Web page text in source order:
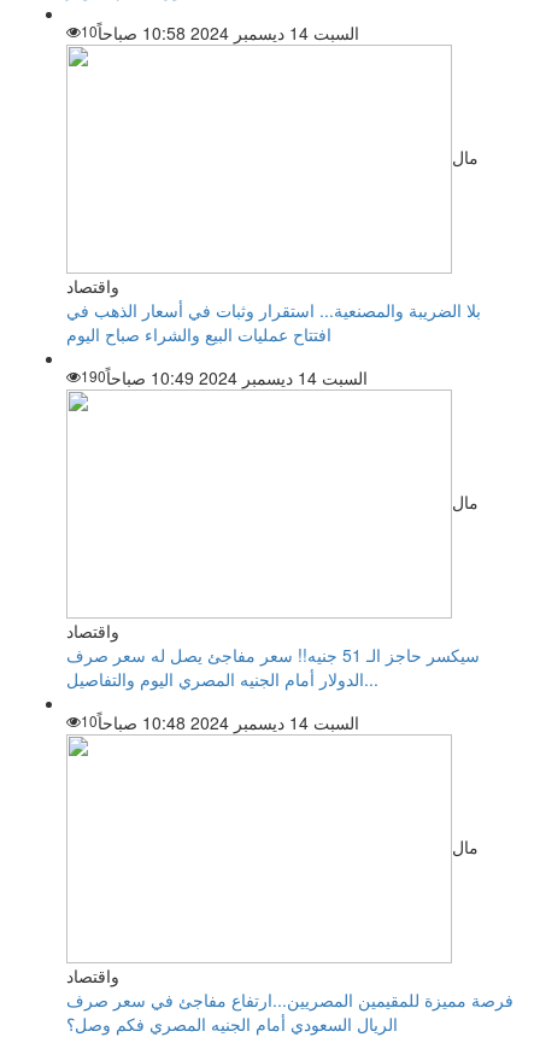
السبت 14 ديسمبر 2024 10:58 صباحاً
10
مال
واقتصاد
بلا الضريبة والمصنعية... استقرار وثبات في أسعار الذهب في
افتتاح عمليات البيع والشراء صباح اليوم
السبت 14 ديسمبر 2024 10:49 صباحاً
190
مال
واقتصاد
سيكسر حاجز الـ 51 جنيه!! سعر مفاجئ يصل له سعر صرف
الدولار أمام الجنيه المصري اليوم والتفاصيل...
السبت 14 ديسمبر 2024 10:48 صباحاً
10
مال
واقتصاد
فرصة مميزة للمقيمين المصريين...ارتفاع مفاجئ في سعر صرف
الريال السعودي أمام الجنيه المصري فكم وصل؟